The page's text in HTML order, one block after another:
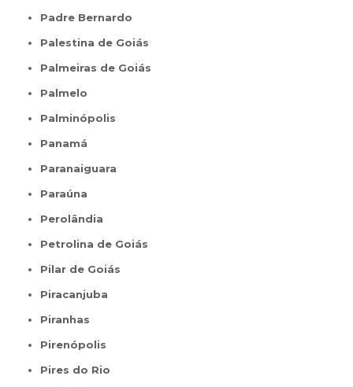
Padre Bernardo
Palestina de Goiás
Palmeiras de Goiás
Palmelo
Palminópolis
Panamá
Paranaiguara
Paraúna
Perolândia
Petrolina de Goiás
Pilar de Goiás
Piracanjuba
Piranhas
Pirenópolis
Pires do Rio